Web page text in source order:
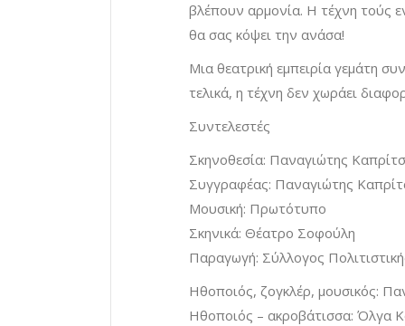
βλέπουν αρμονία. Η τέχνη τούς
θα σας κόψει την ανάσα!
Μια θεατρική εμπειρία γεμάτη
τελικά, η τέχνη δεν χωράει
Συντελεστές
Σκηνοθεσία: Παναγιώτης
Συγγραφέας: Παναγιώτης
Μουσική: Πρωτότυπο
Σκηνικά: Θέατρο Σοφούλη
Παραγωγή: Σύλλογος
Ηθοποιός, ζογκλέρ, μουσικός:
Ηθοποιός – ακροβάτισσα: Όλγα